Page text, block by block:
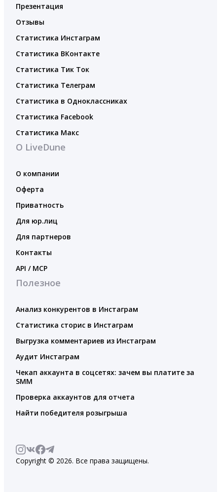
Презентация
Отзывы
Статистика Инстаграм
Статистика ВКонтакте
Статистика Тик Ток
Статистика Телеграм
Статистика в Одноклассниках
Статистика Facebook
Статистика Макс
О LiveDune
О компании
Оферта
Приватность
Для юр.лиц
Для партнеров
Контакты
API / MCP
Полезное
Анализ конкурентов в Инстаграм
Статистика сторис в Инстаграм
Выгрузка комментариев из Инстаграм
Аудит Инстаграм
Чекап аккаунта в соцсетях: зачем вы платите за
SMM
Проверка аккаунтов для отчета
Найти победителя розыгрыша
Copyright © 2026. Все права защищены.